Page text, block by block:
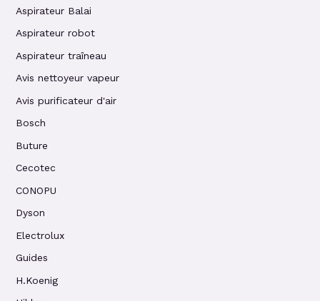
Aspirateur Balai
Aspirateur robot
Aspirateur traîneau
Avis nettoyeur vapeur
Avis purificateur d'air
Bosch
Buture
Cecotec
CONOPU
Dyson
Electrolux
Guides
H.Koenig